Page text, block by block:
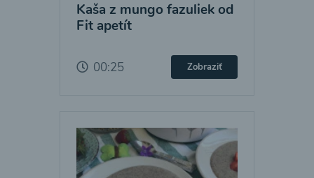
Kaša z mungo fazuliek od
Fit apetít
00:25 Zobraziť